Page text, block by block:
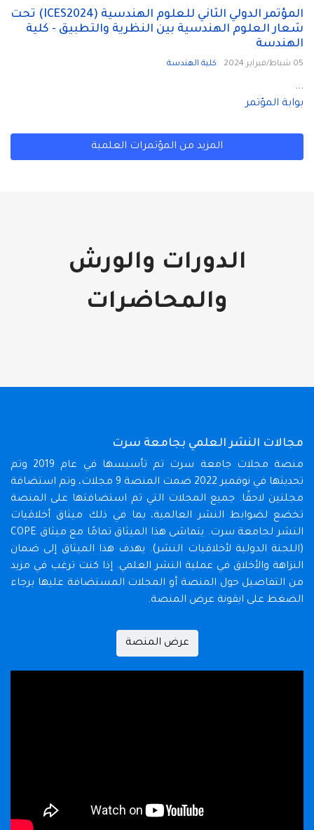
المؤتمر الدولي الثاني للعلوم الهندسية (ICES2024) تحت
شعار العلوم الهندسية بين النظرية والتطبيق - كلية
الهندسة
05 شباط/فبراير 2024 كلية الهندسة
...
بوابة المؤتمر
المزيد من المؤتمرات العلمية
الدورات والورش
والمحاضرات
مجالات النشر العلمي بجامعة سرت
منصة مجلات جامعة سرت تم تأسيسها في عام 2019 وتم
تحديثها في نوفمبر 2022 ضمت المنصة 9 مجلات، وتم استضافة
مجلتين لاحقًا. جميع المجلات التي تم استضافتها على المنصة
تخضع لضوابط النشر العالمية، بما في ذلك ميثاق أخلاقيات
النشر لجامعة سرت. يتماشى هذا الميثاق تمامًا مع ميثاق COPE
(اللجنة الدولية لأخلاقيات النشر). يهدف هذا الميثاق إلى ضمان
النزاهة والأخلاق في عملية النشر العلمي. إذا كنت ترغب في مزيد
من التفاصيل حول المنصة أو المجلات المستضافة عليها برجاء
الضغط على ايقونة عرض المنصة.
عرض المنصة